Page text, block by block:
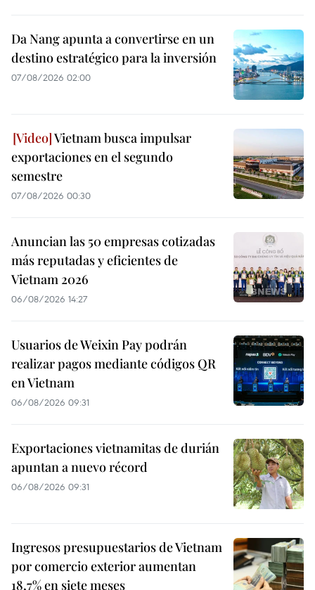
Da Nang apunta a convertirse en un
destino estratégico para la inversión
07/08/2026 02:00
Vietnam busca impulsar
exportaciones en el segundo
semestre
07/08/2026 00:30
Anuncian las 50 empresas cotizadas
más reputadas y eficientes de
Vietnam 2026
06/08/2026 14:27
Usuarios de Weixin Pay podrán
realizar pagos mediante códigos QR
en Vietnam
06/08/2026 09:31
Exportaciones vietnamitas de durián
apuntan a nuevo récord
06/08/2026 09:31
Ingresos presupuestarios de Vietnam
por comercio exterior aumentan
18,7% en siete meses